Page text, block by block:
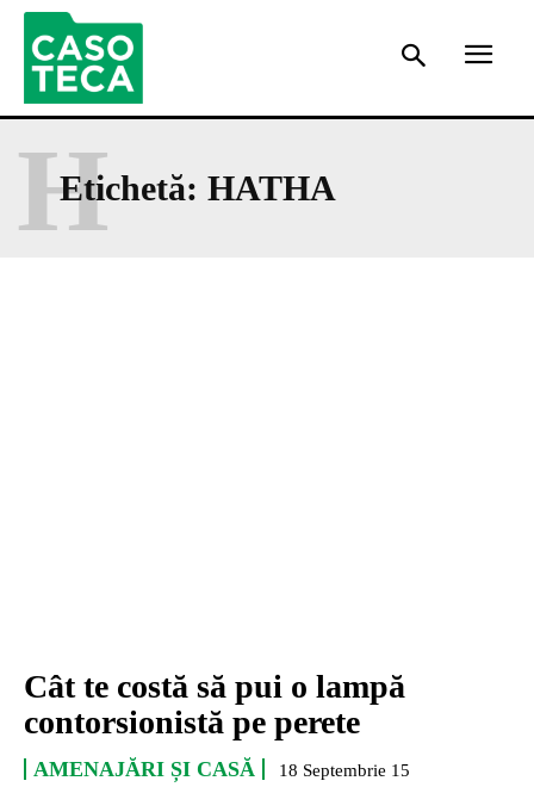
Etichetă: HATHA
H
Cât te costă să pui o lampă
contorsionistă pe perete
AMENAJĂRI ȘI CASĂ 18 Septembrie 15